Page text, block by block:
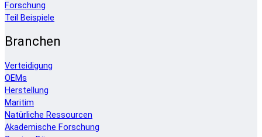
Forschung
Teil Beispiele
Branchen
Verteidigung
OEMs
Herstellung
Maritim
Natürliche Ressourcen
Akademische Forschung